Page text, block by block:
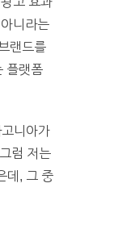
니라는
랜드를
플랫폼
니아가
럼 저는
데, 그 중